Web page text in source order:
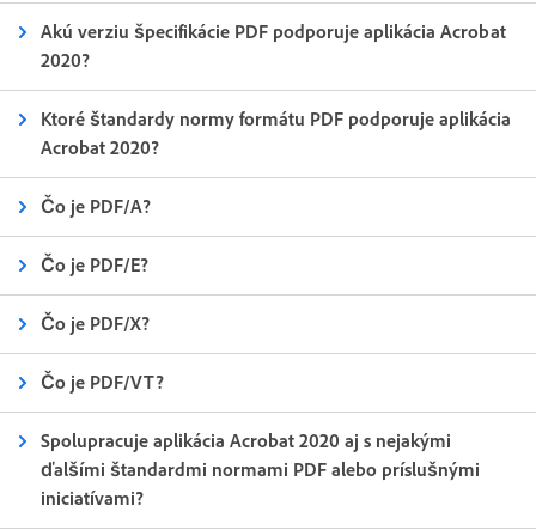
Akú verziu špecifikácie PDF podporuje aplikácia Acrobat
2020?
Ktoré štandardy normy formátu PDF podporuje aplikácia
Acrobat 2020?
Čo je PDF/A?
Čo je PDF/E?
Čo je PDF/X?
Čo je PDF/VT?
Spolupracuje aplikácia Acrobat 2020 aj s nejakými
ďalšími štandardmi normami PDF alebo príslušnými
iniciatívami?